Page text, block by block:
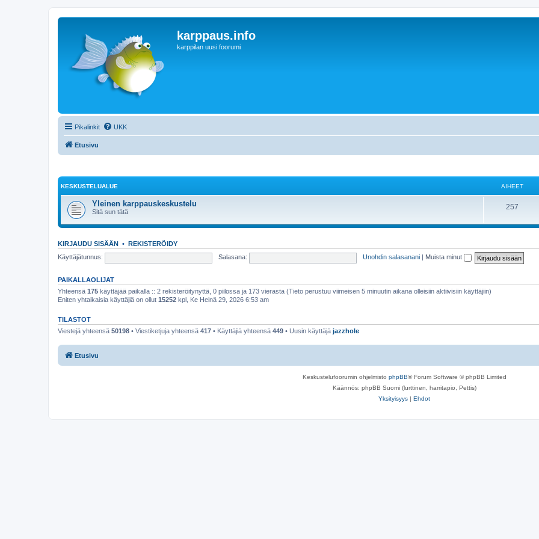
karppaus.info
karppilan uusi foorumi
Pikalinkit UKK
Etusivu
KESKUSTELUALUE AIHEET
Yleinen karppauskeskustelu
Sitä sun tätä
257
KIRJAUDU SISÄÄN • REKISTERÖIDY
Käyttäjätunnus:
Salasana: Unohdin salasanani Muista minut
PAIKALLAOLIJAT
Yhteensä 175 käyttäjää paikalla :: 2 rekisteröitynyttä, 0 piilossa ja 173 vierasta (Tieto perustuu viimeisen 5 minuutin aikana olleisiin aktiivisiin käyttäjiin)
Eniten yhtaikaisia käyttäjiä on ollut 15252 kpl, Ke Heinä 29, 2026 6:53 am
TILASTOT
Viestejä yhteensä 50198 • Viestiketjuja yhteensä 417 • Käyttäjiä yhteensä 449 • Uusin käyttäjä jazzhole
Etusivu
Keskustelufoorumin ohjelmisto phpBB® Forum Software © phpBB Limited
Käännös: phpBB Suomi (lurttinen, harritapio, Pettis)
Yksityisyys | Ehdot